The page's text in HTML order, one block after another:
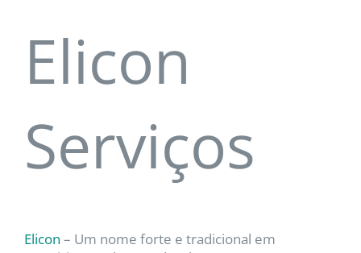
Elicon
Serviços
Elicon – Um nome forte e tradicional em